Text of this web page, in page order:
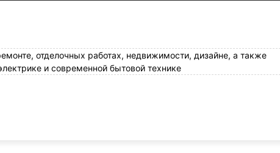
отделочных работах, недвижимости, дизайне, а также
и современной бытовой технике